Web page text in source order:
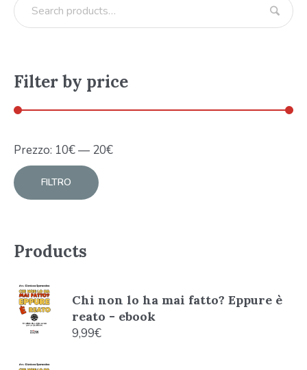
Filter by price
FILTRO
Prezzo: 10€— 20€
Products
Chi non lo ha mai fatto? Eppure è
reato - ebook
9,99€